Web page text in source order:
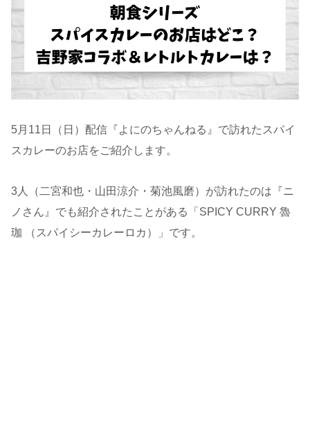
5月11日（日）配信『よにのちゃんねる』で訪れたスパイ
スカレーのお店をご紹介します。
3人（二宮和也・山田涼介・菊池風磨）が訪れたのは『ニ
ノさん』でも紹介されたことがある「SPICY CURRY 魯
珈 （スパイシーカレーロカ）」です。